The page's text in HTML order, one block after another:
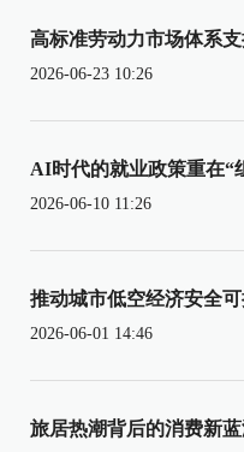
高标准劳动力市场体系
2026-06-23 10:26
AI时代的就业政策重在“
2026-06-10 11:26
推动城市低空经济安全
2026-06-01 14:46
旅居热潮背后的消费新